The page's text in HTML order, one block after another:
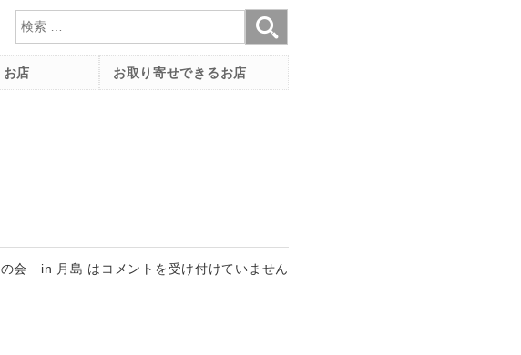
検索
の会 in 月島 は コメントを受け付けていません
店 お取り寄せできるお店